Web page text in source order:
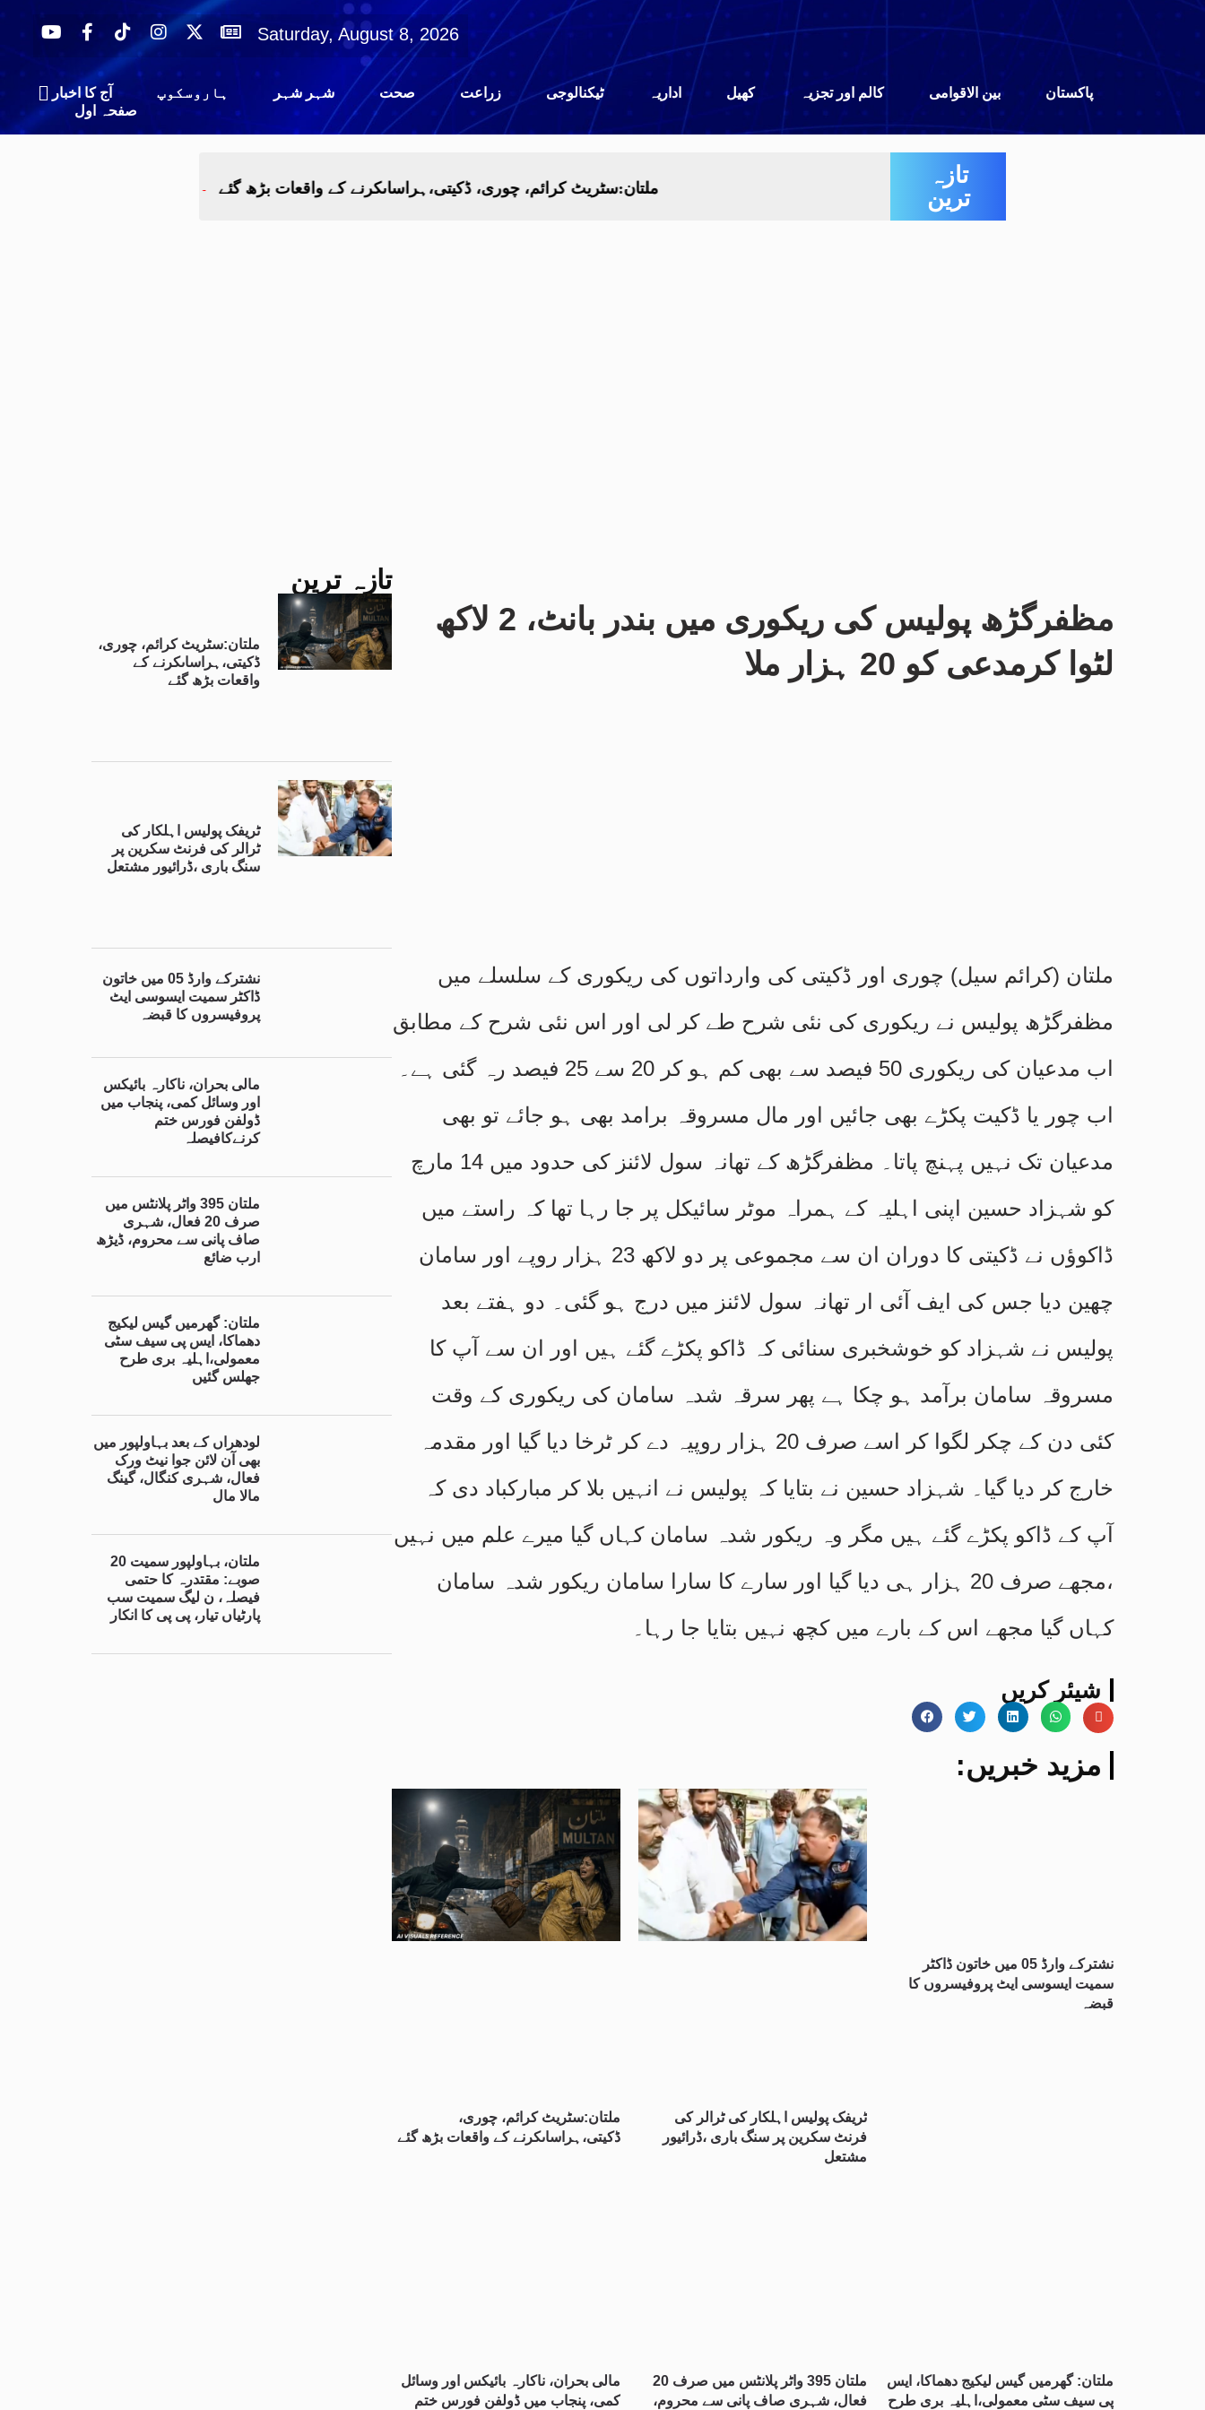
Saturday, August 8, 2026
آج کا اخبار ہاروسکوپ شہر شہر صحت زراعت ٹیکنالوجی اداریہ کھیل کالم اور تجزیہ بین الاقوامی
پاکستان
صفحہ اول
ملتان:سٹریٹ کرائم، چوری، ڈکیتی،ہراساںکرنے کے واقعات بڑھ گئے - ملتان:سٹریٹ کرائم، چوری،
تازہ
ترین
تازہ ترین
ملتان:سٹریٹ کرائم، چوری،
ڈکیتی،ہراساںکرنے کے
واقعات بڑھ گئے
ٹریفک پولیس اہلکار کی
ٹرالر کی فرنٹ سکرین پر
سنگ باری ،ڈرائیور مشتعل
نشترکے وارڈ 05 میں خاتون
ڈاکٹر سمیت ایسوسی ایٹ
پروفیسروں کا قبضہ
مالی بحران، ناکارہ بائیکس
اور وسائل کمی، پنجاب میں
ڈولفن فورس ختم
کرنےکافیصلہ
ملتان 395 واٹر پلانٹس میں
صرف 20 فعال، شہری
صاف پانی سے محروم، ڈیڑھ
ارب ضائع
ملتان: گھرمیں گیس لیکیج
دھماکا، ایس پی سیف سٹی
معمولی،اہلیہ بری طرح
جھلس گئیں
لودھراں کے بعد بہاولپور میں
بھی آن لائن جوا نیٹ ورک
فعال، شہری کنگال، گینگ
مالا مال
ملتان، بہاولپور سمیت 20
صوبے: مقتدرہ کا حتمی
فیصلہ، ن لیگ سمیت سب
پارٹیاں تیار، پی پی کا انکار
مظفرگڑھ پولیس کی ریکوری میں بندر بانٹ، 2 لاکھ
لٹوا کرمدعی کو 20 ہزار ملا
ملتان (کرائم سیل) چوری اور ڈکیتی کی وارداتوں کی ریکوری کے سلسلے میں
مظفرگڑھ پولیس نے ریکوری کی نئی شرح طے کر لی اور اس نئی شرح کے مطابق
اب مدعیان کی ریکوری 50 فیصد سے بھی کم ہو کر 20 سے 25 فیصد رہ گئی ہے۔
اب چور یا ڈکیت پکڑے بھی جائیں اور مال مسروقہ برامد بھی ہو جائے تو بھی
مدعیان تک نہیں پہنچ پاتا۔ مظفرگڑھ کے تھانہ سول لائنز کی حدود میں 14 مارچ
کو شہزاد حسین اپنی اہلیہ کے ہمراہ موٹر سائیکل پر جا رہا تھا کہ راستے میں
ڈاکوؤں نے ڈکیتی کا دوران ان سے مجموعی پر دو لاکھ 23 ہزار روپے اور سامان
چھین دیا جس کی ایف آئی ار تھانہ سول لائنز میں درج ہو گئی۔ دو ہفتے بعد
پولیس نے شہزاد کو خوشخبری سنائی کہ ڈاکو پکڑے گئے ہیں اور ان سے آپ کا
مسروقہ سامان برآمد ہو چکا ہے پھر سرقہ شدہ سامان کی ریکوری کے وقت
کئی دن کے چکر لگوا کر اسے صرف 20 ہزار روپیہ دے کر ٹرخا دیا گیا اور مقدمہ
خارج کر دیا گیا۔ شہزاد حسین نے بتایا کہ پولیس نے انہیں بلا کر مبارکباد دی کہ
آپ کے ڈاکو پکڑے گئے ہیں مگر وہ ریکور شدہ سامان کہاں گیا میرے علم میں نہیں
،مجھے صرف 20 ہزار ہی دیا گیا اور سارے کا سارا سامان ریکور شدہ سامان
کہاں گیا مجھے اس کے بارے میں کچھ نہیں بتایا جا رہا۔
شیئر کریں
:مزید خبریں
ملتان:سٹریٹ کرائم، چوری،
ڈکیتی،ہراساںکرنے کے واقعات بڑھ گئے
ٹریفک پولیس اہلکار کی ٹرالر کی
فرنٹ سکرین پر سنگ باری ،ڈرائیور
مشتعل
نشترکے وارڈ 05 میں خاتون ڈاکٹر
سمیت ایسوسی ایٹ پروفیسروں کا
قبضہ
مالی بحران، ناکارہ بائیکس اور وسائل
کمی، پنجاب میں ڈولفن فورس ختم
ملتان 395 واٹر پلانٹس میں صرف 20
فعال، شہری صاف پانی سے محروم،
ملتان: گھرمیں گیس لیکیج دھماکا، ایس
پی سیف سٹی معمولی،اہلیہ بری طرح